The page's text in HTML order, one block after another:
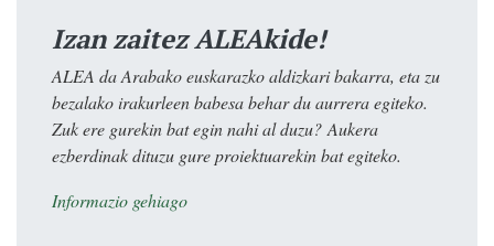
Izan zaitez ALEAkide!
ALEA da Arabako euskarazko aldizkari bakarra, eta zu
bezalako irakurleen babesa behar du aurrera egiteko.
Zuk ere gurekin bat egin nahi al duzu? Aukera
ezberdinak dituzu gure proiektuarekin bat egiteko.
Informazio gehiago